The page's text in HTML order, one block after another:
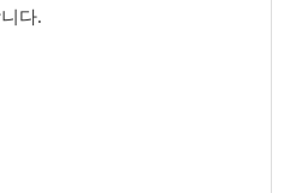
다.